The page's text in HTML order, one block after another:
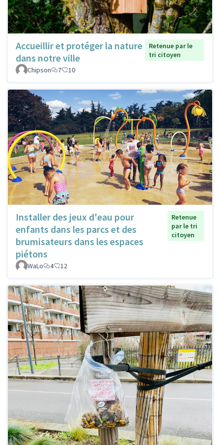
Accueillir et protéger la nature
dans notre ville
Retenue par le
tri citoyen
Chipson
7 10
Installer des jeux d'eau pour
enfants dans les parcs et des
brumisateurs dans les espaces
piétons
Retenue
par le tri
citoyen
WaLo 4 12